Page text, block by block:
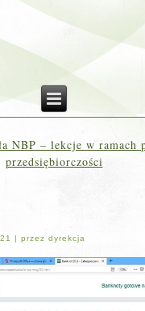
NBP – lekcje w ramach
przedsiębiorczości
|przez dyrekcja